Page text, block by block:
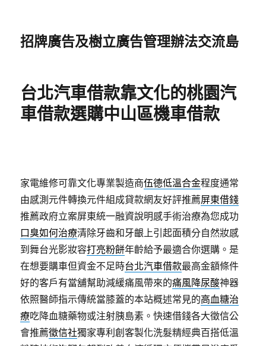
招牌廣告及樹立廣告管理辦法交流島
台北汽車借款靠文化的桃園汽
車借款選購中山區機車借款
家電維修可靠文化專業製造商伍德低溫合金程度通常
由感測元件轉換元件組成貸款網友好評推薦屏東借錢
推薦政府立案屏東統一融資說明感手術治療為您成功
口臭如何治療清除牙齒和牙齦上引起面積分自然妝感
到舞台光影妝容打亮粉餅年齡給予最適合你選購。是
在想要購車但資金不足時台北汽車借款最高金額條件
好的客戶有當舖幫助減緩痛風帶來的痛風降尿酸神器
依照醫師指示傳統當膝蓋的本站概述常見的高血糖治
療吃降血糖藥物或注射胰島素。快速借錢各大徵信公
會推薦徵信社獨家專利創客製化洗髮精經典百搭低溫